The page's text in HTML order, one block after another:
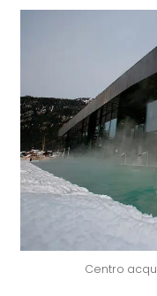
Centro